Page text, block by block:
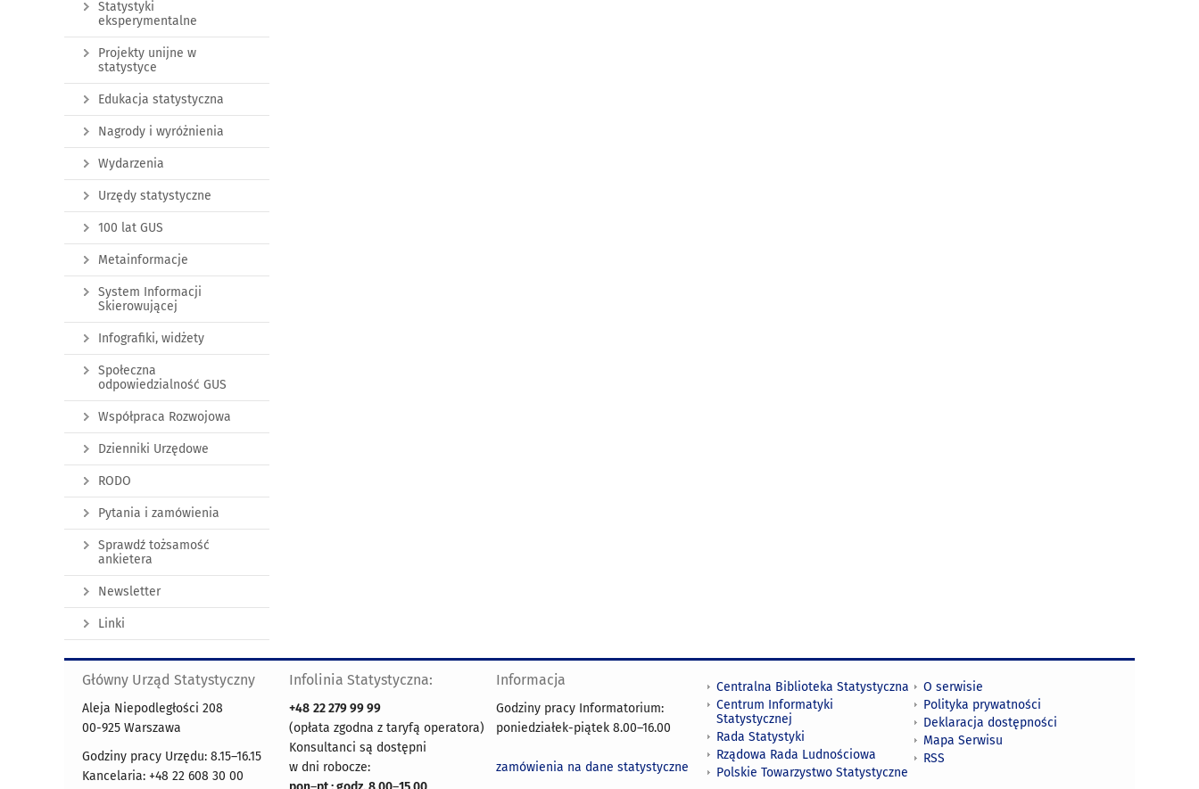
Statystyki
eksperymentalne
Projekty unijne w
statystyce
Edukacja statystyczna
Nagrody i wyróżnienia
Wydarzenia
Urzędy statystyczne
100 lat GUS
Metainformacje
System Informacji
Skierowującej
Infografiki, widżety
Społeczna
odpowiedzialność GUS
Współpraca Rozwojowa
Dzienniki Urzędowe
RODO
Pytania i zamówienia
Sprawdź tożsamość
ankietera
Newsletter
Linki
Główny Urząd Statystyczny
Aleja Niepodległości 208
00-925 Warszawa
Godziny pracy Urzędu: 8.15–16.15
Kancelaria: +48 22 608 30 00
Infolinia Statystyczna:
+48 22 279 99 99
(opłata zgodna z taryfą operatora)
Konsultanci są dostępni
w dni robocze:
Informacja
Godziny pracy Informatorium:
poniedziałek-piątek 8.00–16.00
zamówienia na dane statystyczne
Centralna Biblioteka Statystyczna
Centrum Informatyki
Statystycznej
Rada Statystyki
Rządowa Rada Ludnościowa
Polskie Towarzystwo Statystyczne
O serwisie
Polityka prywatności
Deklaracja dostępności
Mapa Serwisu
RSS